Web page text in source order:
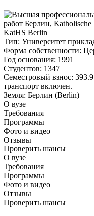
Тип: Университет
Форма собственности:
Год основания: 1991
Студентов: 1347
Семестровый взнос:
транспорт включен.
Земля: Берлин (Berlin)
О вузе
Требования
Программы
Фото и видео
Отзывы
Проверить шансы
О вузе
Требования
Программы
Фото и видео
Отзывы
Проверить шансы